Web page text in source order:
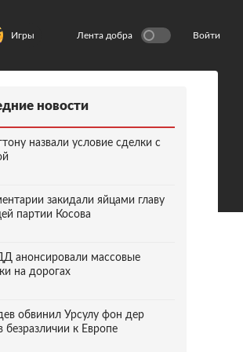
Игры Лента добра Войти
новости
назвали условие сделки с
закидали яйцами главу
партии Косова
анонсировали массовые
на дорогах
обвинил Урсулу фон дер
безразличии к Европе